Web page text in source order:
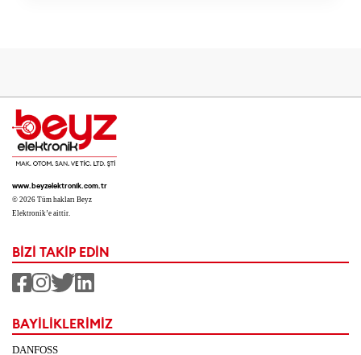
www.beyzelektronik.com.tr
© 2026 Tüm hakları Beyz
Elektronik’e aittir.
BİZİ TAKİP EDİN
BAYİLİKLERİMİZ
DANFOSS